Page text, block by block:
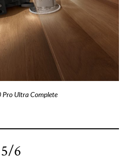
Pro Ultra Complete
5/6